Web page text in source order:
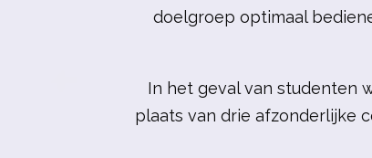
doelgroep optimaal
In het geval van studenten
plaats van drie afzonderlijke